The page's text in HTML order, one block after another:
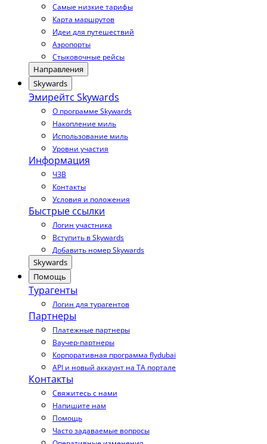
Самые низкие тарифы
Карта маршрутов
Идеи для путешествий
Аэропорты
Стыковочные рейсы
Направления
Skywards
Эмирейтс Skywards
О программе Skywards
Накопление миль
Использование миль
Уровни участия
Информация
ЧЗВ
Контакты
Условия и положения
Быстрые ссылки
Логин участника
Вступить в Skywards
Добавить номер Skywards
Skywards
Помощь
Турагенты
Логин для турагентов
Партнеры
Платежные партнеры
Ваучер-партнеры
Корпоративная программа flydubai
API и новый аккаунт на TA портале
Контакты
Свяжитесь с нами
Напишите нам
Помощь
Часто задаваемые вопросы